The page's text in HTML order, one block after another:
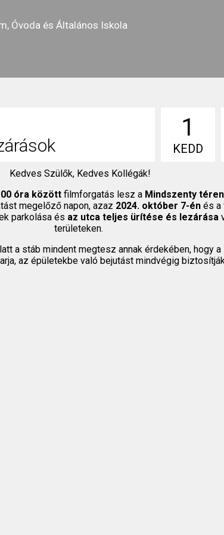
Óvoda és Általános Iskola
1
KEDD
Kedves Szülők, Kedves Kollégák!
óra között filmforgatás lesz a Mindszenty
megelőző napon, azaz 2024. október 7-én és a
parkolása és az utca teljes ürítése és lezárása
területeken.
a stáb mindent megtesz annak érdekében, hogy a
az épületekbe való bejutást mindvégig